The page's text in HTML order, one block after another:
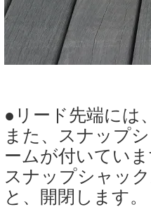
●リード先端には
また、スナップ
ームが付いてい
スナップシャッ
と、開閉します。